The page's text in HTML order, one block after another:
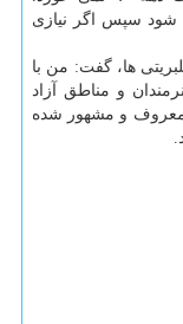
سپس اگر نیازی
ها، گفت: من با
و مناطق آزاد
معروف و مشهور شده